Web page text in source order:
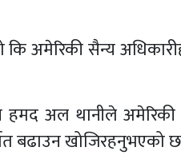
अमेरिकी सैन्य
अल थानीले अमेरिकी
बढाउन खोजिरहनुभएको